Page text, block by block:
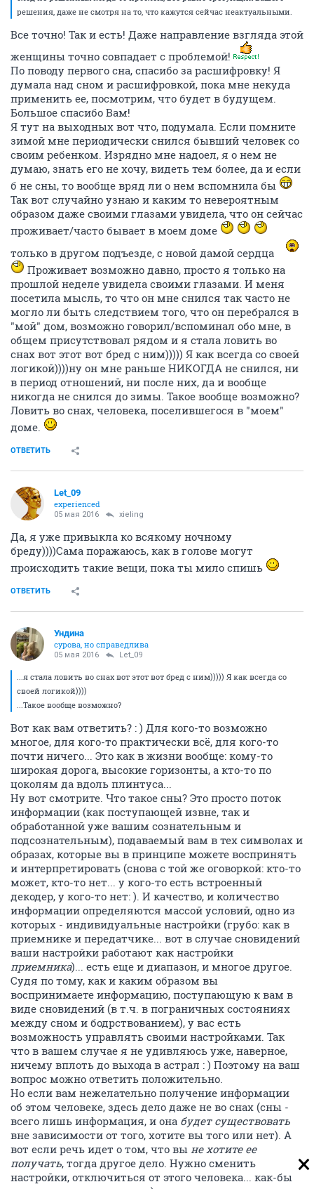
решения, даже не смотря на то, что кажутся сейчас неактуальными.
Все точно! Так и есть! Даже направление взгляда этой
женщины точно совпадает с проблемой!
По поводу первого сна, спасибо за расшифровку! Я
думала над сном и расшифровкой, пока мне некуда
применить ее, посмотрим, что будет в будущем.
Большое спасибо Вам!
Я тут на выходных вот что, подумала. Если помните
зимой мне периодически снился бывший человек со
своим ребенком. Изрядно мне надоел, я о нем не
думаю, знать его не хочу, видеть тем более, да и если
б не сны, то вообще вряд ли о нем вспомнила бы
Так вот случайно узнаю и каким то невероятным
образом даже своими глазами увидела, что он сейчас
проживает/часто бывает в моем доме
только в другом подъезде, с новой дамой сердца
Проживает возможно давно, просто я только на
прошлой неделе увидела своими глазами. И меня
посетила мысль, то что он мне снился так часто не
могло ли быть следствием того, что он перебрался в
"мой" дом, возможно говорил/вспоминал обо мне, в
общем присутствовал рядом и я стала ловить во
снах вот этот вот бред с ним))))) Я как всегда со своей
логикой))))ну он мне раньше НИКОГДА не снился, ни
в период отношений, ни после них, да и вообще
никогда не снился до зимы. Такое вообще возможно?
Ловить во снах, человека, поселившегося в "моем"
доме.
ОТВЕТИТЬ
Let_09
experienced
05 мая 2016 xieling
Да, я уже привыкла ко всякому ночному
бреду))))Сама поражаюсь, как в голове могут
происходить такие вещи, пока ты мило спишь
ОТВЕТИТЬ
Ундинa
сурова, но справедлива
05 мая 2016 Let_09
...я стала ловить во снах вот этот вот бред с ним))))) Я как всегда со
своей логикой))))
...Такое вообще возможно?
Вот как вам ответить? : ) Для кого-то возможно
многое, для кого-то практически всё, для кого-то
почти ничего... Это как в жизни вообще: кому-то
широкая дорога, высокие горизонты, а кто-то по
цоколям да вдоль плинтуса...
Ну вот смотрите. Что такое сны? Это просто поток
информации (как поступающей извне, так и
обработанной уже вашим сознательным и
подсознательным), подаваемый вам в тех символах и
образах, которые вы в принципе можете воспринять
и интерпретировать (снова с той же оговоркой: кто-то
может, кто-то нет... у кого-то есть встроенный
декодер, у кого-то нет: ). И качество, и количество
информации определяются массой условий, одно из
которых - индивидуальные настройки (грубо: как в
приемнике и передатчике... вот в случае сновидений
ваши настройки работают как настройки
приемника)... есть еще и диапазон, и многое другое.
Судя по тому, как и каким образом вы
воспринимаете информацию, поступающую к вам в
виде сновидений (в т.ч. в пограничных состояниях
между сном и бодрствованием), у вас есть
возможность управлять своими настройками. Так
что в вашем случае я не удивляюсь уже, наверное,
ничему вплоть до выхода в астрал : ) Поэтому на ваш
вопрос можно ответить положительно.
Но если вам нежелательно получение информации
об этом человеке, здесь дело даже не во снах (сны -
всего лишь информация, и она будет существовать
вне зависимости от того, хотите вы того или нет). А
вот если речь идет о том, что вы не хотите ее
получать, тогда другое дело. Нужно сменить
настройки, отключиться от этого человека... как-бы